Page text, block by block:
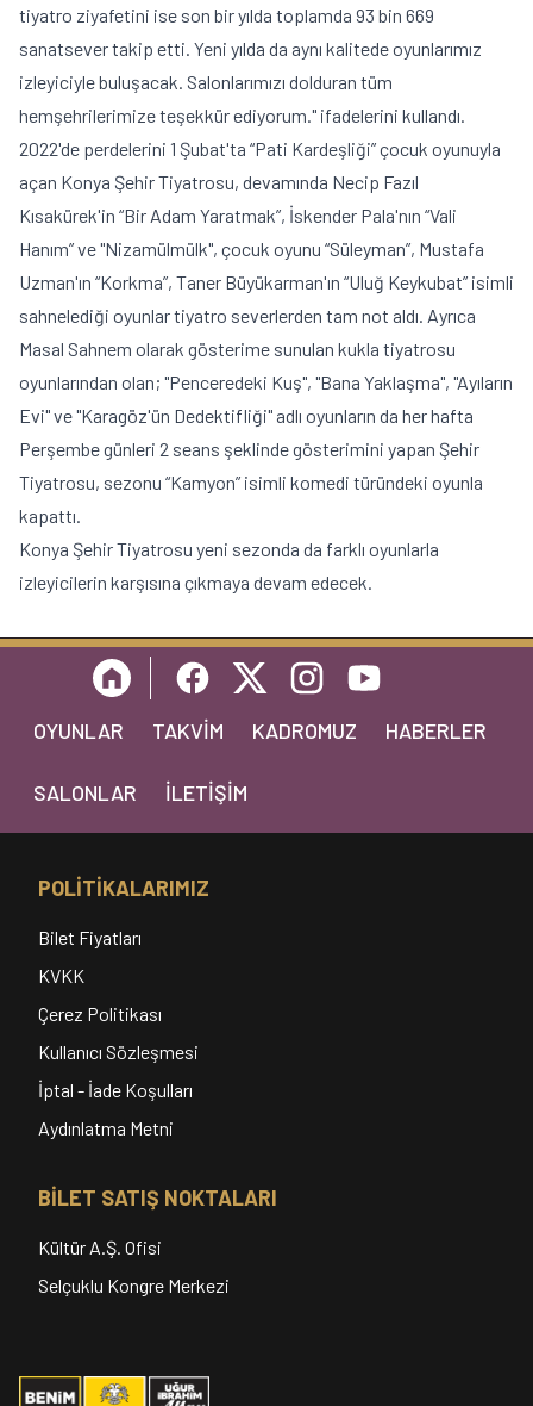
tiyatro ziyafetini ise son bir yılda toplamda 93 bin 669
sanatsever takip etti. Yeni yılda da aynı kalitede oyunlarımız
izleyiciyle buluşacak. Salonlarımızı dolduran tüm
hemşehrilerimize teşekkür ediyorum." ifadelerini kullandı.
2022'de perdelerini 1 Şubat'ta “Pati Kardeşliği” çocuk oyunuyla
açan Konya Şehir Tiyatrosu, devamında Necip Fazıl
Kısakürek'in “Bir Adam Yaratmak”, İskender Pala'nın “Vali
Hanım” ve "Nizamülmülk", çocuk oyunu “Süleyman”, Mustafa
Uzman'ın “Korkma”, Taner Büyükarman'ın “Uluğ Keykubat” isimli
sahnelediği oyunlar tiyatro severlerden tam not aldı. Ayrıca
Masal Sahnem olarak gösterime sunulan kukla tiyatrosu
oyunlarından olan; "Penceredeki Kuş", "Bana Yaklaşma", "Ayıların
Evi" ve "Karagöz'ün Dedektifliği" adlı oyunların da her hafta
Perşembe günleri 2 seans şeklinde gösterimini yapan Şehir
Tiyatrosu, sezonu “Kamyon” isimli komedi türündeki oyunla
kapattı.
Konya Şehir Tiyatrosu yeni sezonda da farklı oyunlarla
izleyicilerin karşısına çıkmaya devam edecek.
OYUNLAR TAKVIM KADROMUZ HABERLER
SALONLAR İLETIŞIM
POLİTİKALARIMIZ
Bilet Fiyatları
KVKK
Çerez Politikası
Kullanıcı Sözleşmesi
İptal - İade Koşulları
Aydınlatma Metni
BİLET SATIŞ NOKTALARI
Kültür A.Ş. Ofisi
Selçuklu Kongre Merkezi